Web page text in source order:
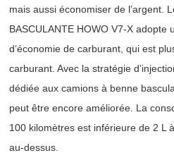
mais aussi économiser de l’argent.
BASCULANTE HOWO V7-X adopte
d’économie de carburant, qui est
carburant. Avec la stratégie
dédiée aux camions à benne
peut être encore améliorée. La
100 kilomètres est inférieure de 2 L
au-dessus.